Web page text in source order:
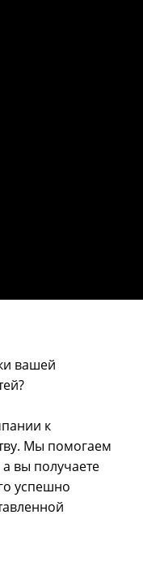
вашей
к
Мы помогаем
вы получаете
успешно